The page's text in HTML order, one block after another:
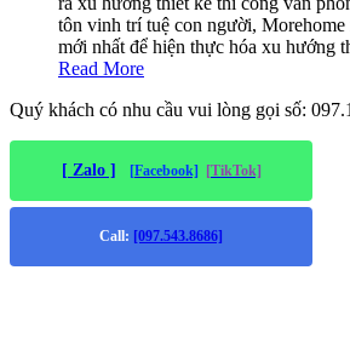
tôn vinh trí tuệ con người,
mới nhất để hiện thực hóa xu hướng
Read More
Quý khách có nhu cầu vui lòng gọi số:
[ Zalo ] [Facebook] [TikTok]
Call: [097.543.8686]